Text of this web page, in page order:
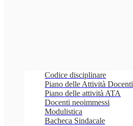
Codice disciplinare
Piano delle Attività Docenti
Piano delle attività ATA
Docenti neoimmessi
Modulistica
Bacheca Sindacale